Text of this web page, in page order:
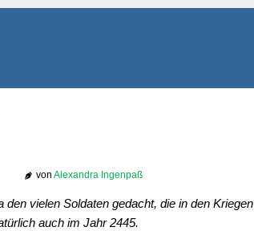
von Alexandra Ingenpaß
vielen Soldaten gedacht, die in den Kriegen
auch im Jahr 2445.